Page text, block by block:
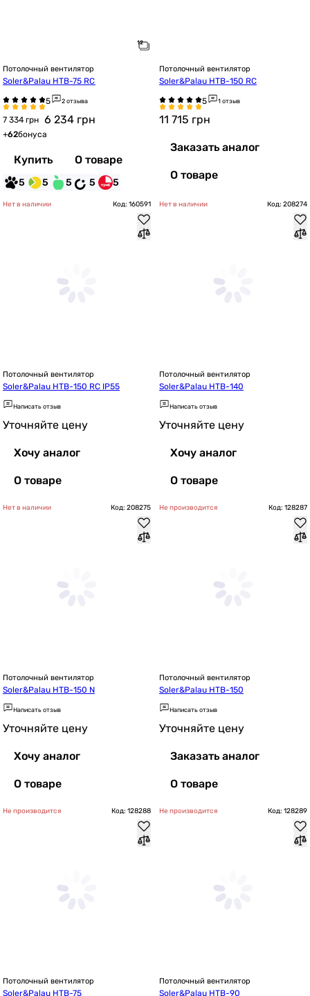
Потолочный вентилятор
Soler&Palau HTB-75 RC
2 отзыва
7 334 грн 6 234 грн
+62бонуса
Купить О товаре
5 5 5 5 5
Потолочный вентилятор
Soler&Palau HTB-150 RC
1 отзыв
11 715 грн
Заказать аналог
О товаре
Нет в наличии Код: 160591
Потолочный вентилятор
Soler&Palau HTB-150 RC IP55
Написать отзыв
Уточняйте цену
Хочу аналог
О товаре
Нет в наличии Код: 208274
Потолочный вентилятор
Soler&Palau HTB-140
Написать отзыв
Уточняйте цену
Хочу аналог
О товаре
Нет в наличии Код: 208275
Потолочный вентилятор
Soler&Palau HTB-150 N
Написать отзыв
Уточняйте цену
Хочу аналог
О товаре
Не производится Код: 128287
Потолочный вентилятор
Soler&Palau HTB-150
Написать отзыв
Уточняйте цену
Заказать аналог
О товаре
Не производится Код: 128288
Потолочный вентилятор
Soler&Palau HTB-75
Не производится Код: 128289
Потолочный вентилятор
Soler&Palau HTB-90